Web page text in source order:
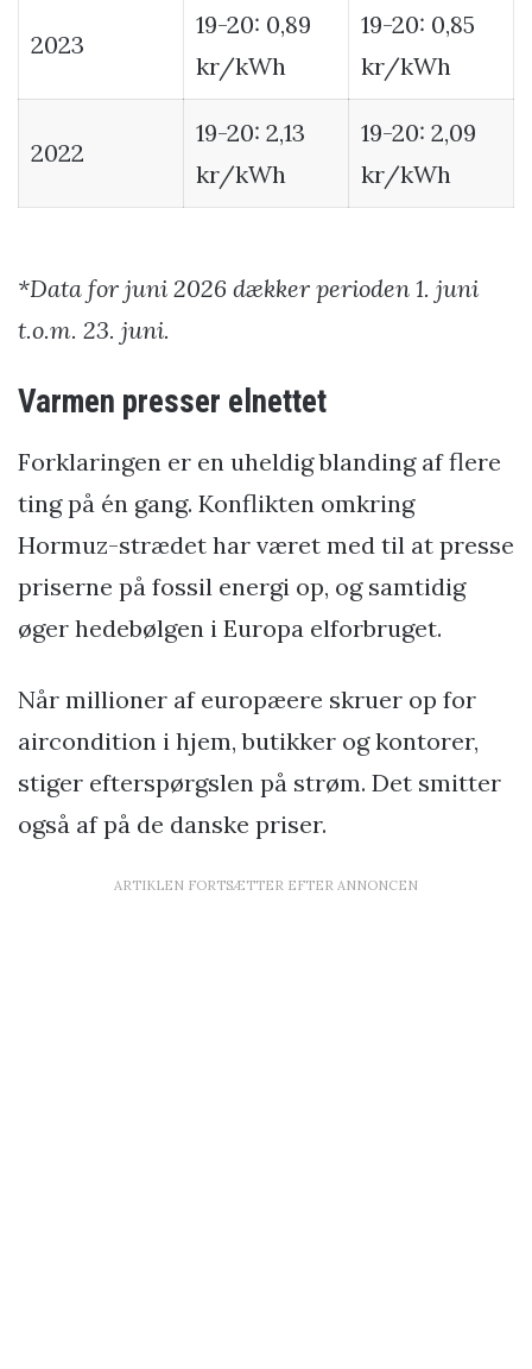
2023
19-20: 0,89
kr/kWh
19-20: 0,85
kr/kWh
2022
19-20: 2,13
kr/kWh
19-20: 2,09
kr/kWh
*Data for juni 2026 dækker perioden 1. juni
t.o.m. 23. juni.
Varmen presser elnettet
Forklaringen er en uheldig blanding af flere
ting på én gang. Konflikten omkring
Hormuz-strædet har været med til at presse
priserne på fossil energi op, og samtidig
øger hedebølgen i Europa elforbruget.
Når millioner af europæere skruer op for
aircondition i hjem, butikker og kontorer,
stiger efterspørgslen på strøm. Det smitter
også af på de danske priser.
ARTIKLEN FORTSÆTTER EFTER ANNONCEN